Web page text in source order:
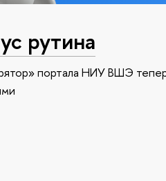
рутина
портала НИУ ВШЭ